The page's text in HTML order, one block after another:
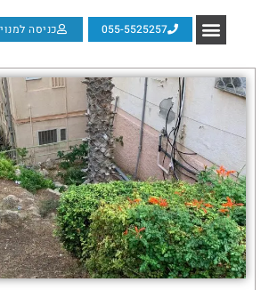
055-5525257 כניסה